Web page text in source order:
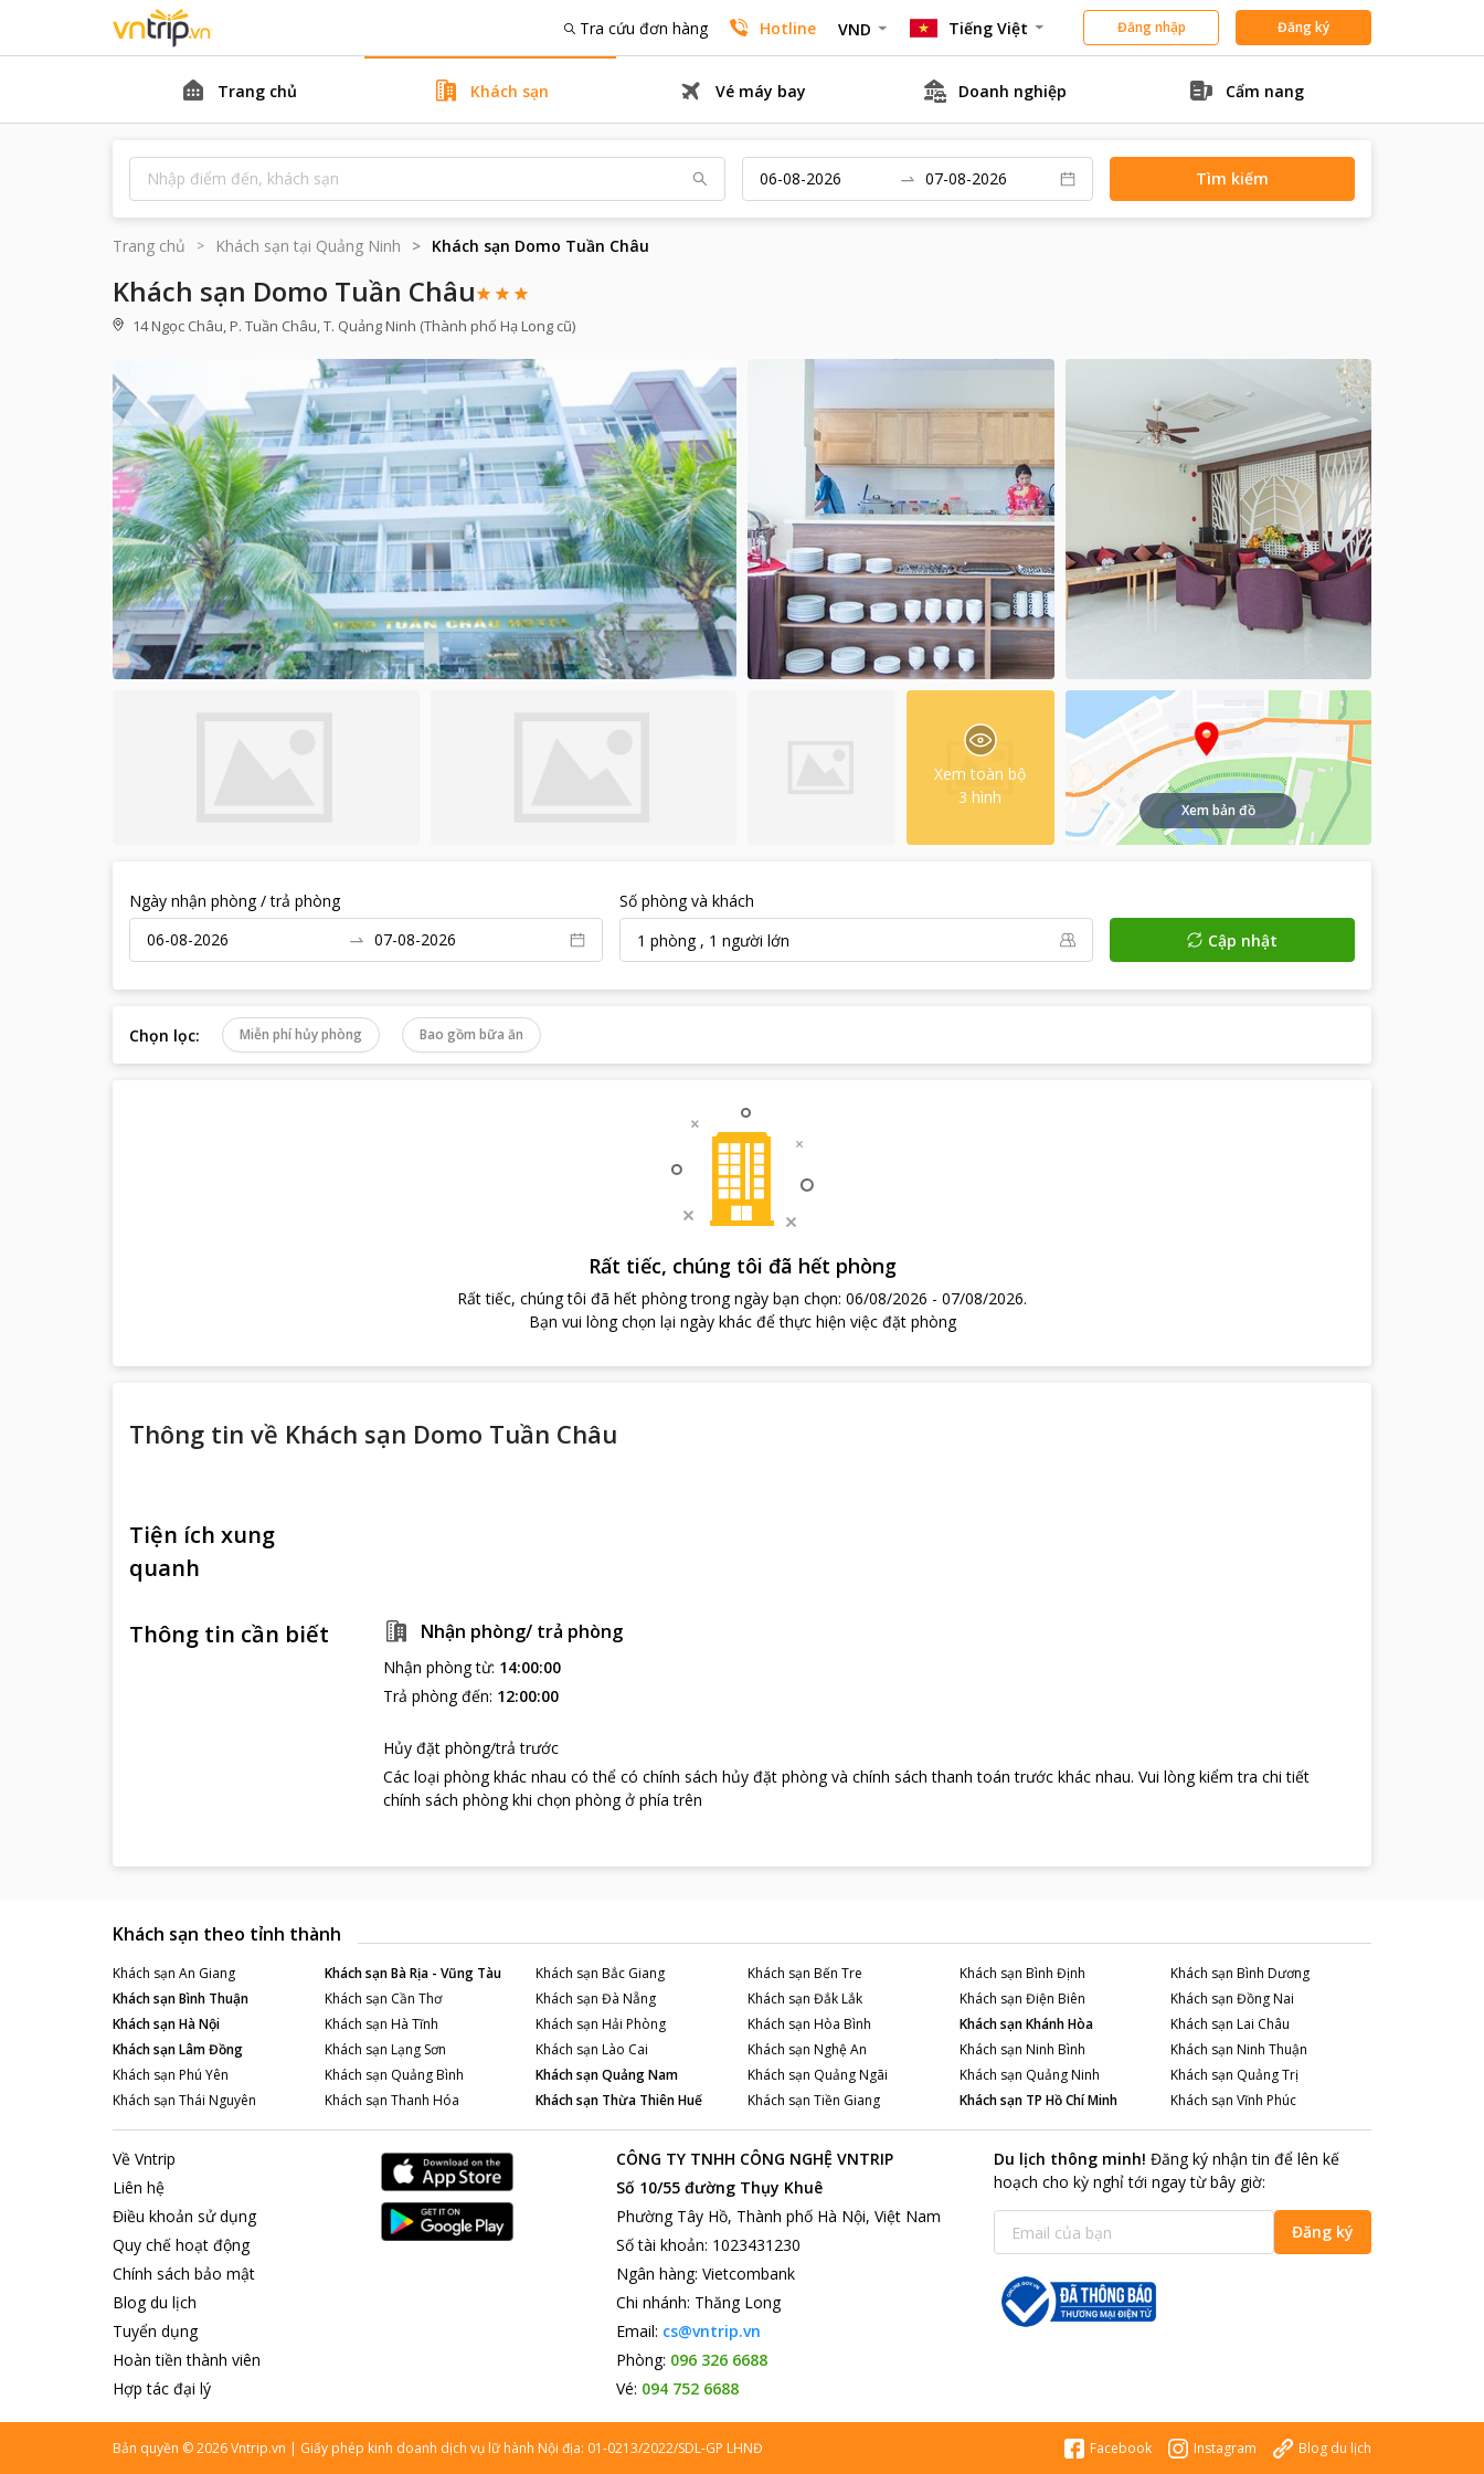
Tra cứu đơn hàng Hotline VND Tiếng Việt Đăng nhập Đăng ký
Trang chủ Khách sạn Vé máy bay Doanh nghiệp Cẩm nang
Tìm kiếm
Trang chủ Khách sạn tại Quảng Ninh Khách sạn Domo Tuần Châu
Khách sạn Domo Tuần Châu
14 Ngọc Châu, P. Tuần Châu, T. Quảng Ninh (Thành phố Hạ Long cũ)
Xem toàn bộ
3 hình
Xem bản đồ
Ngày nhận phòng / trả phòng
Số phòng và khách
1 phòng, 1 người lớn Cập nhật
Chọn lọc: Miễn phí hủy phòng Bao gồm bữa ăn
Rất tiếc, chúng tôi đã hết phòng
Rất tiếc, chúng tôi đã hết phòng trong ngày bạn chọn: 06/08/2026 - 07/08/2026.
Bạn vui lòng chọn lại ngày khác để thực hiện việc đặt phòng
Thông tin về Khách sạn Domo Tuần Châu
Tiện ích xung
quanh
Thông tin cần biết Nhận phòng/ trả phòng
Nhận phòng từ: 14:00:00
Trả phòng đến: 12:00:00
Hủy đặt phòng/trả trước
Các loại phòng khác nhau có thể có chính sách hủy đặt phòng và chính sách thanh toán trước khác nhau. Vui lòng kiểm tra chi tiết
chính sách phòng khi chọn phòng ở phía trên
Khách sạn theo tỉnh thành
Khách sạn An Giang Khách sạnBà Rịa - Vũng Tàu Khách sạn Bắc Giang Khách sạn Bến Tre Khách sạn Bình Định Khách sạn Bình Dương
Khách sạnBình Thuận Khách sạn Cần Thơ Khách sạn Đà Nẵng Khách sạn Đắk Lắk Khách sạn Điện Biên Khách sạn Đồng Nai
Khách sạnHà Nội Khách sạn Hà Tĩnh Khách sạn Hải Phòng Khách sạn Hòa Bình Khách sạnKhánh Hòa Khách sạn Lai Châu
Khách sạnLâm Đồng Khách sạn Lạng Sơn Khách sạn Lào Cai Khách sạn Nghệ An Khách sạn Ninh Bình Khách sạn Ninh Thuận
Khách sạn Phú Yên Khách sạn Quảng Bình Khách sạnQuảng Nam Khách sạn Quảng Ngãi Khách sạn Quảng Ninh Khách sạn Quảng Trị
Khách sạn Thái Nguyên Khách sạn Thanh Hóa Khách sạn Thừa Thiên Huế Khách sạn Tiền Giang Khách sạn TP Hồ Chí Minh Khách sạn Vĩnh Phúc
Về Vntrip
Liên hệ
Điều khoản sử dụng
Quy chế hoạt động
Chính sách bảo mật
Blog du lịch
Tuyển dụng
Hoàn tiền thành viên
Hợp tác đại lý
CÔNG TY TNHH CÔNG NGHỆ VNTRIP
Số 10/55 đường Thụy Khuê
Phường Tây Hồ, Thành phố Hà Nội, Việt Nam
Số tài khoản: 1023431230
Ngân hàng: Vietcombank
Chi nhánh: Thăng Long
Email: cs@vntrip.vn
Phòng: 096 326 6688
Vé: 094 752 6688
Du lịch thông minh! Đăng ký nhận tin để lên kế
hoạch cho kỳ nghỉ tới ngay từ bây giờ:
Đăng ký
Bản quyền ©2026Vntrip.vn | Giấy phép kinh doanh dịch vụ lữ hành Nội địa: 01-0213/2022/SDL-GP LHNĐ Facebook Instagram Blog du lịch